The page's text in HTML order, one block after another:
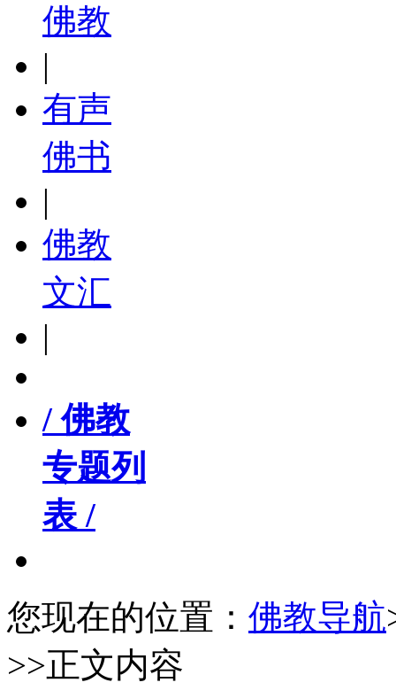
佛教
|
有声
佛书
|
佛教
文汇
|
/ 佛教
专题列
表 /
您现在的位置： 佛教导航
>>正文内容